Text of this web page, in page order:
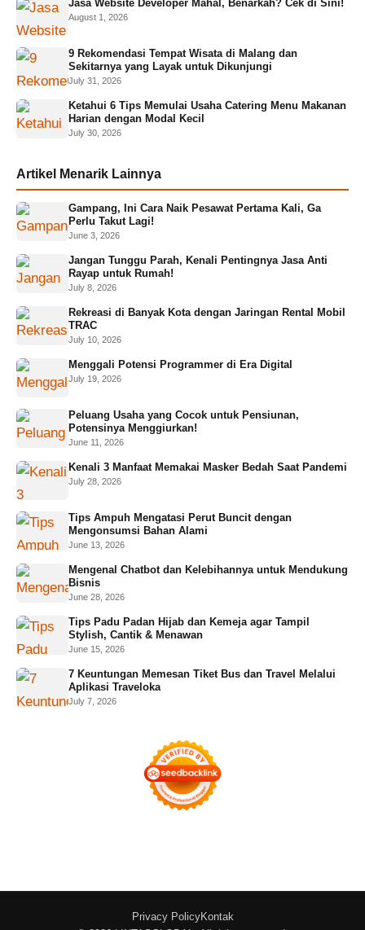
Jasa Website Developer Mahal, Benarkah? Cek di Sini!
August 1, 2026
9 Rekomendasi Tempat Wisata di Malang dan
Sekitarnya yang Layak untuk Dikunjungi
July 31, 2026
Ketahui 6 Tips Memulai Usaha Catering Menu Makanan
Harian dengan Modal Kecil
July 30, 2026
Artikel Menarik Lainnya
Gampang, Ini Cara Naik Pesawat Pertama Kali, Ga
Perlu Takut Lagi!
June 3, 2026
Jangan Tunggu Parah, Kenali Pentingnya Jasa Anti
Rayap untuk Rumah!
July 8, 2026
Rekreasi di Banyak Kota dengan Jaringan Rental Mobil
TRAC
July 10, 2026
Menggali Potensi Programmer di Era Digital
July 19, 2026
Peluang Usaha yang Cocok untuk Pensiunan,
Potensinya Menggiurkan!
June 11, 2026
Kenali 3 Manfaat Memakai Masker Bedah Saat Pandemi
July 28, 2026
Tips Ampuh Mengatasi Perut Buncit dengan
Mengonsumsi Bahan Alami
June 13, 2026
Mengenal Chatbot dan Kelebihannya untuk Mendukung
Bisnis
June 28, 2026
Tips Padu Padan Hijab dan Kemeja agar Tampil
Stylish, Cantik & Menawan
June 15, 2026
7 Keuntungan Memesan Tiket Bus dan Travel Melalui
Aplikasi Traveloka
July 7, 2026
Privacy PolicyKontak